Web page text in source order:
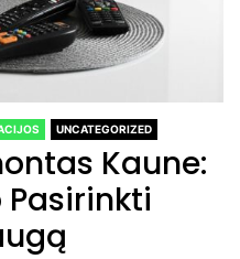
UNCATEGORIZED
Kaune: